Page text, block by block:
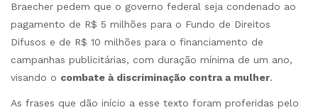
Braecher pedem que o governo federal seja condenado ao
pagamento de R$ 5 milhões para o Fundo de Direitos
Difusos e de R$ 10 milhões para o financiamento de
campanhas publicitárias, com duração mínima de um ano,
visando o combate à discriminação contra a mulher.
As frases que dão início a esse texto foram proferidas pelo